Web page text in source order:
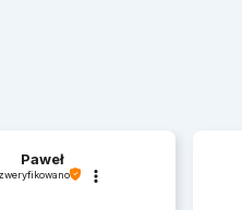
Paweł
zweryfikowano